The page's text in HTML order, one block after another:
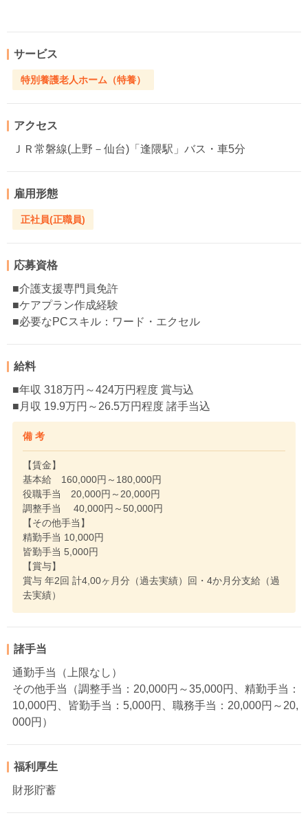
サービス
特別養護老人ホーム（特養）
アクセス
ＪＲ常磐線(上野－仙台)「逢隈駅」バス・車5分
雇用形態
正社員(正職員)
応募資格
■介護支援専門員免許
■ケアプラン作成経験
■必要なPCスキル：ワード・エクセル
給料
■年収 318万円～424万円程度 賞与込
■月収 19.9万円～26.5万円程度 諸手当込
備 考
【賃金】
基本給 160,000円～180,000円
役職手当 20,000円～20,000円
調整手当 40,000円～50,000円
【その他手当】
精勤手当 10,000円
皆勤手当 5,000円
【賞与】
賞与 年2回 計4,00ヶ月分（過去実績）回・4か月分支給（過
去実績）
諸手当
通勤手当（上限なし）
その他手当（調整手当：20,000円～35,000円、精勤手当：
10,000円、皆勤手当：5,000円、職務手当：20,000円～20,
000円）
福利厚生
財形貯蓄